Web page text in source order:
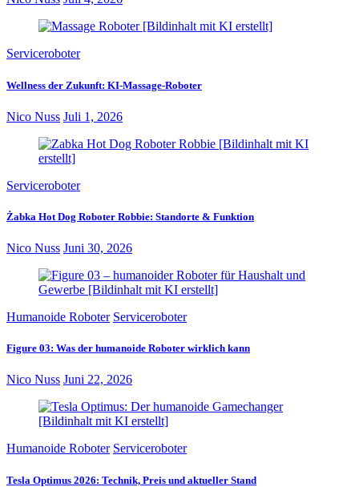
Serviceroboter
Wellness der Zukunft: KI-Massage-Roboter
Nico Nuss Juli 1, 2026
Serviceroboter
Żabka Hot Dog Roboter Robbie: Standorte & Funktion
Nico Nuss Juni 30, 2026
Humanoide Roboter Serviceroboter
Figure 03: Was der humanoide Roboter wirklich kann
Nico Nuss Juni 22, 2026
Humanoide Roboter Serviceroboter
Tesla Optimus 2026: Technik, Preis und aktueller Stand